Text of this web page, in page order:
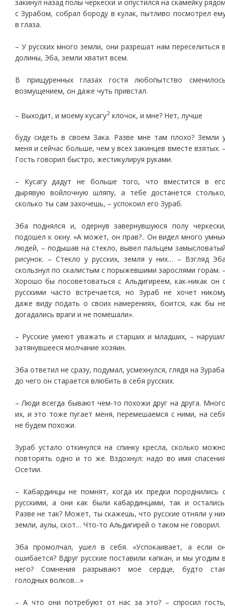
закинул назад полы черкески и опустился на скамейку
с Зурабом, собрал бороду в кулак, пытливо посмотрел
в глаза.
– У русских много земли, они разрешат нам переселиться
долины, Эба, земли хватит всем.
В прищуренных глазах гостя любопытство
возмущением, он даже чуть привстал.
– Выходит, и моему кусагу2 клочок, и мне? Нет, лучше
буду сидеть в своем Зака. Разве мне там плохо? Земли
меня и сейчас больше, чем у всех закинцев вместе взятых.
Гость говорил быстро, жестикулируя руками.
– Кусагу дадут не больше того, что вместится в
дырявую войлочную шляпу, а тебе достанется
сколько ты сам захочешь, – успокоил его Зураб.
Эба поднялся и, одернув завернувшуюся полу
подошел к окну. «А может, он прав?.. Он видел много
людей, – подышав на стекло, вывел пальцем
рисунок. – Стекло у русских, земля у них… – Взгляд
скользнул по скалистым с порыжевшими зарослями горам.
Хорошо бы посоветоваться с Альдигиреем, как-никак он
русскими часто встречается, но Зураб не хочет
даже виду подать о своих намерениях, боится, как бы
догадались враги и не помешали».
– Русские умеют уважать и старших и младших, –
затянувшееся молчание хозяин.
Эба ответил не сразу, подумал, усмехнулся, глядя на
до чего он старается влюбить в себя русских.
– Люди всегда бывают чем-то похожи друг на друга.
их, и это тоже пугает меня, перемешаемся с ними, на
не будем похожи.
Зураб устало откинулся на спинку кресла, сколько
повторять одно и то же. Вздохнул: надо во имя
Осетии.
– Кабардинцы не помнят, когда их предки породнились
русскими, а они как были кабардинцами, так и
Разве не так? Может, ты скажешь, что русские отняли у
земли, аулы, скот… Что-то Альдигирей о таком не говорил.
Эба промолчал, ушел в себя. «Успокаивает, а если
ошибается? Вдруг русские поставили капкан, и мы угодим
него? Сомнения разрывают мое сердце, будто
голодных волков…»
– А что они потребуют от нас за это? – спросил